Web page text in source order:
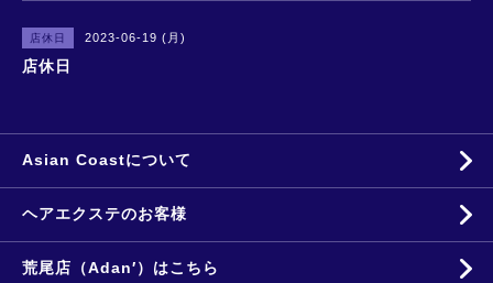
店休日 2023-06-19 (月)
店休日
Asian Coastについて
ヘアエクステのお客様
荒尾店（Adan′）はこちら